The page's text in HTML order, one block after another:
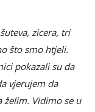
zicera, tri
što smo htjeli.
pokazali su da
vjerujem da
želim. Vidimo se u